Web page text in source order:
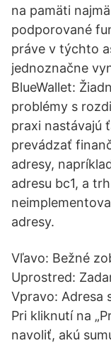
na pamäti
podporované
práve v týchto
jednoznačne
BlueWallet:
problémy s
praxi nastávajú
prevádzať
adresy,
adresu bc1, a
adresy.
Vľavo: Bežné
Uprostred:
Vpravo: Adresa
Pri kliknutí na
navoliť, akú